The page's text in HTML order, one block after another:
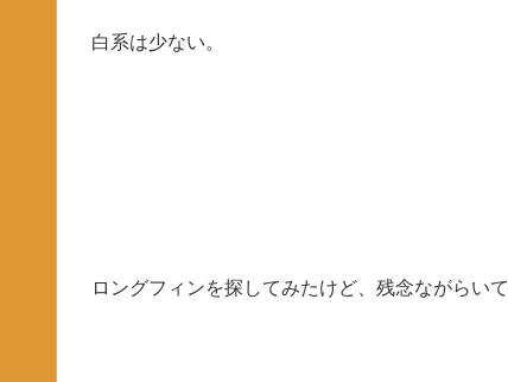
白系は少ない。
ロングフィンを探してみたけど、残念ながらい